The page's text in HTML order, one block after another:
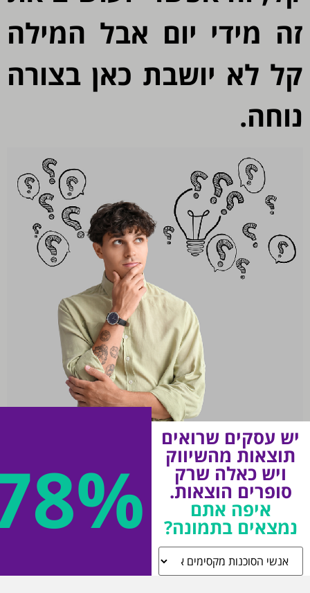
מידי יום אבל המילה
לא יושבת כאן בצורה
עסקים שרואים
תוצאות מהשיווק
ויש כאלה שרק
סופרים הוצאות.
איפה אתם
נמצאים בתמונה? 78%